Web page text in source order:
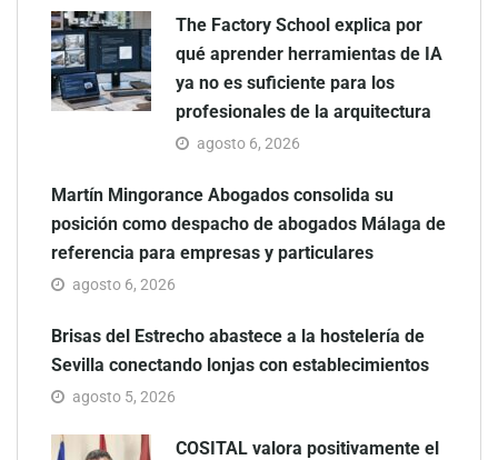
The Factory School explica por
qué aprender herramientas de IA
ya no es suficiente para los
profesionales de la arquitectura
agosto 6, 2026
Martín Mingorance Abogados consolida su
posición como despacho de abogados Málaga de
referencia para empresas y particulares
agosto 6, 2026
Brisas del Estrecho abastece a la hostelería de
Sevilla conectando lonjas con establecimientos
agosto 5, 2026
COSITAL valora positivamente el